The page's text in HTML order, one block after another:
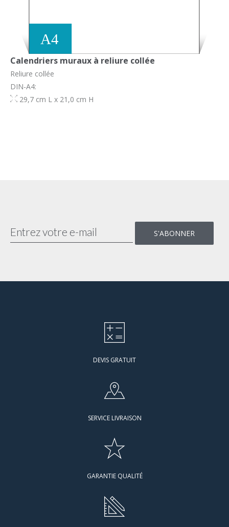
Calendriers muraux à reliure collée
Reliure collée
DIN-A4:
29,7 cm L x 21,0 cm H
DEVIS GRATUIT
SERVICE LIVRAISON
GARANTIE QUALITÉ